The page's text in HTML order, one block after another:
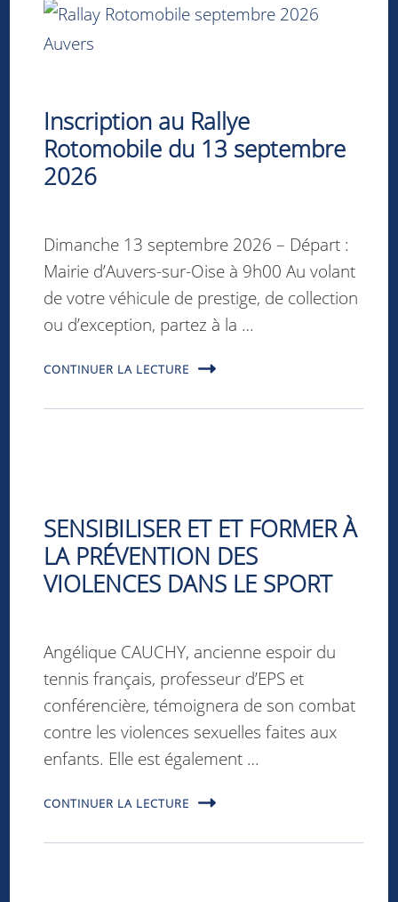
Inscription au Rallye
Rotomobile du 13 septembre
2026
Dimanche 13 septembre 2026 – Départ :
Mairie d’Auvers-sur-Oise à 9h00 Au volant
de votre véhicule de prestige, de collection
ou d’exception, partez à la …
CONTINUER LA LECTURE
SENSIBILISER ET ET FORMER À
LA PRÉVENTION DES
VIOLENCES DANS LE SPORT
Angélique CAUCHY, ancienne espoir du
tennis français, professeur d’EPS et
conférencière, témoignera de son combat
contre les violences sexuelles faites aux
enfants. Elle est également …
CONTINUER LA LECTURE